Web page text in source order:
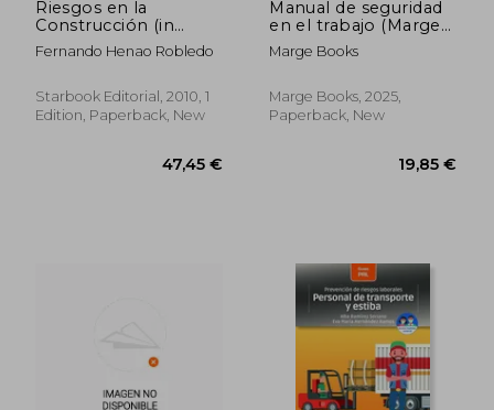
38,86 €
Riesgos en la
Construcción (in
Spanish)
Fernando Henao Robledo
Starbook Editorial, 2010, 1
Edition, Paperback, New
Manual de seguridad
en el trabajo (Marge
Books) (in Spanish)
Marge Books
Marge Books, 2025,
Paperback, New